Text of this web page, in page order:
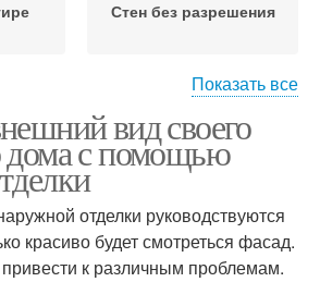
Стен без разрешения
домах
Несущие конструкции
Показать все
вид своего
дома с помощью
отделки руководствуются
красиво будет смотреться фасад.
к различным проблемам.